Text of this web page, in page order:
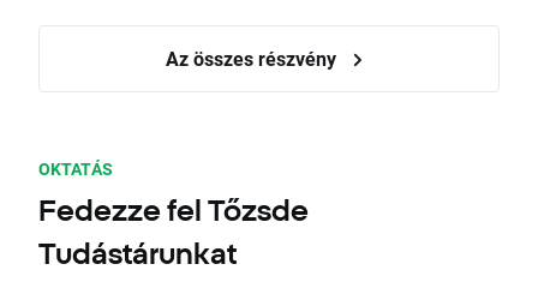
Az összes részvény
OKTATÁS
Fedezze fel Tőzsde
Tudástárunkat